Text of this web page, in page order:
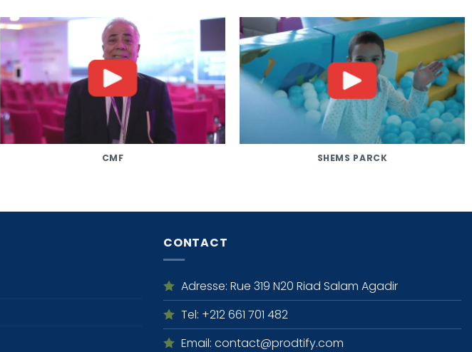
CMF SHEMS PARCK
CONTACT
Adresse: Rue 319 N20 Riad Salam Agadir
Tel: +212 661 701 482
Email: contact@prodtify.com